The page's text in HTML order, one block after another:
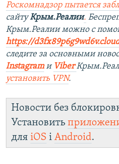
Роскомнадзор пытается
сайтуКрым.Реалии.
Крым.Реалии можно с
https://
следите за основными
Instagram и Viber
установить VPN.
Новости без
Установить
для iOS і Android.